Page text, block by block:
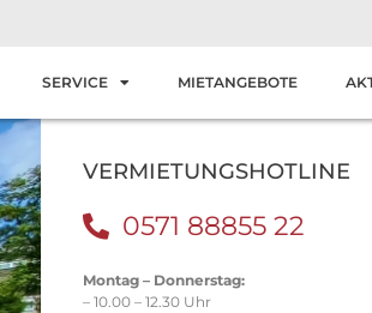
SERVICE MIETANGEBOTE
VERMIETUNGSHOTLINE
0571 88855 22
Montag – Donnerstag:
– 10.00 – 12.30 Uhr